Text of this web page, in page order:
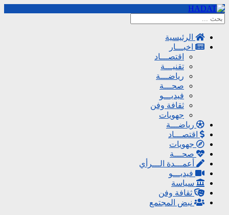
الرئيسية
اخبـــار
اقتصـــاد
تقنيـــة
رياضـــة
صحـــة
فيديـــو
ثقافة وفن
جهويات
رياضـــة
اقتصـــاد
جهويات
صحـــة
أعمـــدة الـــرأي
فيديـــو
سياسة
ثقافة وفن
نبض المجتمع